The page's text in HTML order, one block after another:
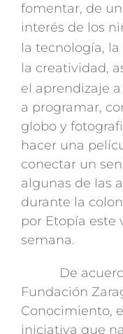
fomentar, de
interés de los
la tecnología,
la creatividad,
el aprendizaje
a programar,
globo y
hacer una
conectar un
algunas de las
durante la
por Etopía este
semana.
De acuerdo
Fundación
Conocimiento,
iniciativa que